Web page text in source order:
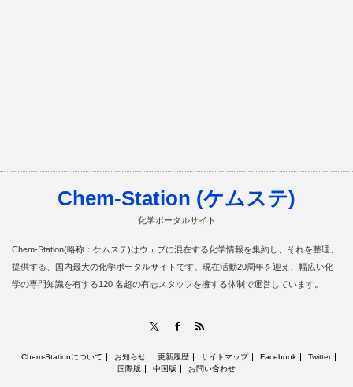
Chem-Station (ケムステ)
化学ポータルサイト
Chem-Station(略称：ケムステ)はウェブに混在する化学情報を集約し、それを整理、
提供する、国内最大の化学ポータルサイトです。現在活動20周年を迎え、幅広い化
学の専門知識を有する120 名超の有志スタッフを擁する体制で運営しています。
Facebook
Chem-Stationについて お知らせ 更新履歴 サイトマップ Facebook
Twitter
国際版
中国版 お問い合わせ